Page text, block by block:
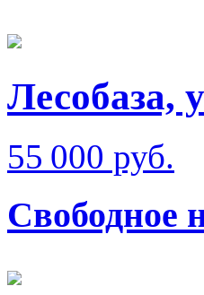
Лесобаза,
55 000 руб.
Свободное